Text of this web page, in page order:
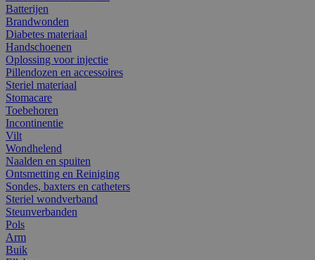
Batterijen
Brandwonden
Diabetes materiaal
Handschoenen
Oplossing voor injectie
Pillendozen en accessoires
Steriel materiaal
Stomacare
Toebehoren
Incontinentie
Vilt
Wondhelend
Naalden en spuiten
Ontsmetting en Reiniging
Sondes, baxters en catheters
Steriel wondverband
Steunverbanden
Pols
Arm
Buik